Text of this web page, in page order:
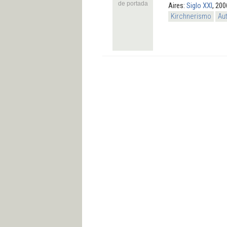
de portada
Aires: Siglo XXI,
Kirchnerismo